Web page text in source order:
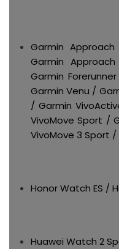
Garmin
Garmin
Garmin
Garmin Venu /
/ Garmin
VivoMove Sport /
VivoMove 3 Sport
Honor Watch ES /
Huawei Watch 2